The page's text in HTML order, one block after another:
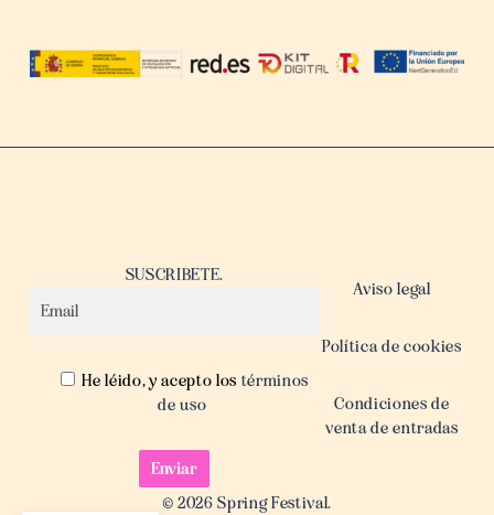
SUSCRIBETE.
He léido, y acepto los términos
de uso
Aviso legal
Política de cookies
Condiciones de
venta de entradas
© 2026 Spring Festival.